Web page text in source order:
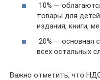
10% —
товары для
издания, книги,
20% — основная
всех остальных
Важно отметить, что